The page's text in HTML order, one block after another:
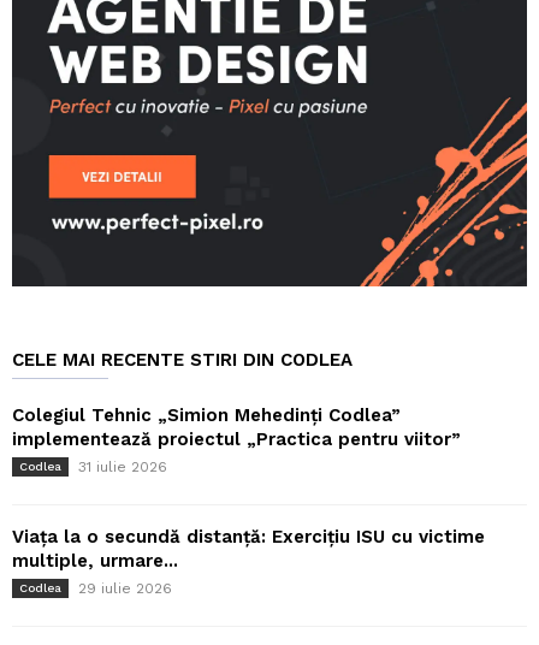
CELE MAI RECENTE STIRI DIN CODLEA
Colegiul Tehnic „Simion Mehedinți Codlea”
implementează proiectul „Practica pentru viitor”
Codlea 31 iulie 2026
Viața la o secundă distanță: Exercițiu ISU cu victime
multiple, urmare...
Codlea 29 iulie 2026